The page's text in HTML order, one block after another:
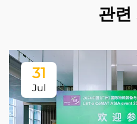
관련
31
Jul